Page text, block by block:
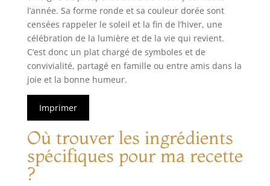
l’année. Sa forme ronde et sa couleur dorée sont
censées rappeler le soleil et la fin de l’hiver, une
célébration de la lumière et de la vie qui revient.
C’est donc un plat chargé de symboles et de
convivialité, partagé en famille ou entre amis dans la
joie et la bonne humeur.
Imprimer
Où trouver les ingrédients
spécifiques pour ma recette
?